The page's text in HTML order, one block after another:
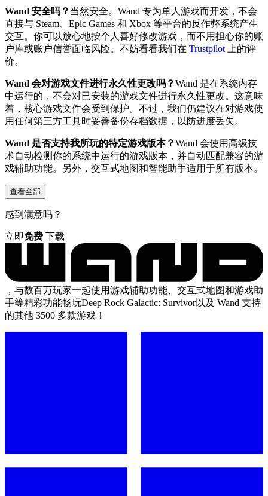
Wand 安全吗？ 当然安全。Wand 专为单人游戏而开发，不会
直接与 Steam、Epic Games 和 Xbox 等平台的反作弊系统产生
交互。你可以放心地按个人喜好修改游戏，而不用担心你的账
户库或账户信誉面临风险。不妨看看我们在 Trustpilot 上的评
价。
Wand 会对游戏文件进行永久性更改吗？Wand 是在系统内存
中运行的，不会对已安装的游戏文件进行永久性更改。这意味
着，核心游戏文件会受到保护。不过，我们仍建议在对游戏使
用任何第三方工具时妥善备份存档数据，以防进度丢失。
Wand 是否支持我所玩的特定游戏版本？Wand 会使用高级技
术自动检测你的系统中运行的游戏版本，并自动匹配兼容的游
戏辅助功能。另外，交互式地图和智能助手适用于所有版本。
查看全部
感到满意吗？
立即免费 下载
，与数百万玩家一起使用游戏辅助功能、交互式地图和游戏助
手等精彩功能畅玩Deep Rock Galactic: Survivor以及 Wand 支持
的其他 3500 多款游戏！